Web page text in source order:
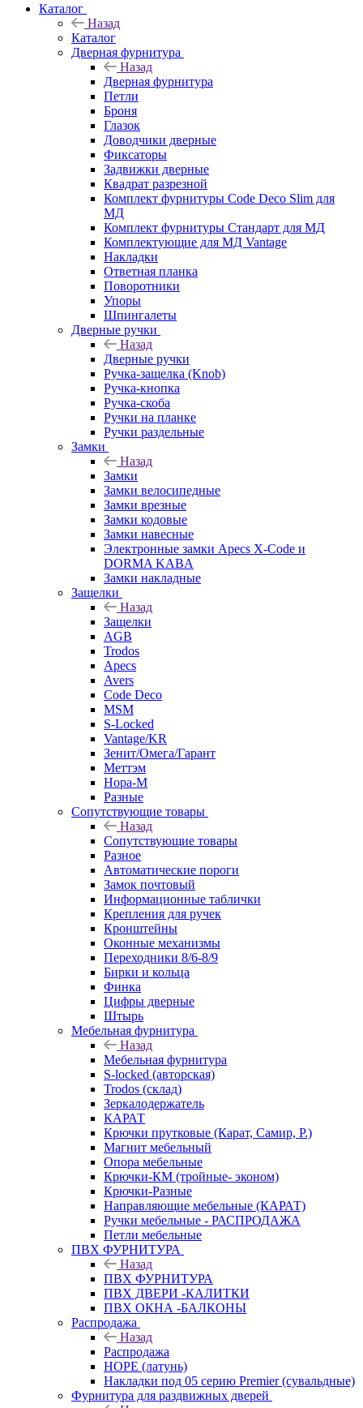
Каталог
Назад
Каталог
Дверная фурнитура
Назад
Дверная фурнитура
Петли
Броня
Глазок
Доводчики дверные
Фиксаторы
Задвижки дверные
Квадрат разрезной
Комплект фурнитуры Code Deco Slim для
МД
Комплект фурнитуры Стандарт для МД
Комплектующие для МД Vantage
Накладки
Ответная планка
Поворотники
Упоры
Шпингалеты
Дверные ручки
Назад
Дверные ручки
Ручка-защелка (Knob)
Ручка-кнопка
Ручка-скоба
Ручки на планке
Ручки раздельные
Замки
Назад
Замки
Замки велосипедные
Замки врезные
Замки кодовые
Замки навесные
Электронные замки Apecs X-Code и
DORMA KABA
Замки накладные
Защелки
Назад
Защелки
AGB
Trodos
Apecs
Avers
Code Deco
MSM
S-Locked
Vantage/KR
Зенит/Омега/Гарант
Меттэм
Нора-М
Разные
Сопутствующие товары
Назад
Сопутствующие товары
Разное
Автоматические пороги
Замок почтовый
Информационные таблички
Крепления для ручек
Кронштейны
Оконные механизмы
Переходники 8/6-8/9
Бирки и кольца
Финка
Цифры дверные
Штырь
Мебельная фурнитура
Назад
Мебельная фурнитура
S-locked (авторская)
Trodos (склад)
Зеркалодержатель
КАРАТ
Крючки прутковые (Карат, Самир, Р.)
Магнит мебельный
Опора мебельные
Крючки-КМ (тройные- эконом)
Крючки-Разные
Направляющие мебельные (КАРАТ)
Ручки мебельные - РАСПРОДАЖА
Петли мебельные
ПВХ ФУРНИТУРА
Назад
ПВХ ФУРНИТУРА
ПВХ ДВЕРИ -КАЛИТКИ
ПВХ ОКНА -БАЛКОНЫ
Распродажа
Назад
Распродажа
HOPE (латунь)
Накладки под 05 серию Premier (сувальдные)
Фурнитура для раздвижных дверей